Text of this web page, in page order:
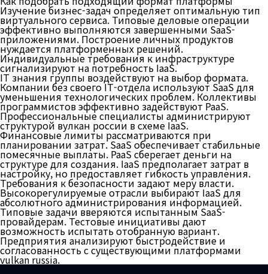
Изучение бизнес-задач определяет оптимальную тип
виртуального сервиса. Типовые деловые операции
эффективно выполняются завершенными SaaS-
приложениями. Построение личных продуктов
нуждается платформенных решений.
Индивидуальные требования к инфраструктуре
сигнализируют на потребность IaaS.
IT знания группы воздействуют на выбор формата.
Компании без своего IT-отдела используют SaaS для
уменьшения технологических проблем. Коллективы
программистов эффективно задействуют PaaS.
Профессиональные специалисты администрируют
структурой вулкан россии в схеме IaaS.
Финансовые лимиты рассматриваются при
планировании затрат. SaaS обеспечивает стабильные
помесячные выплаты. PaaS сберегает деньги на
структуре для создания. IaaS предполагает затрат в
настройку, но предоставляет гибкость управления.
Требования к безопасности задают меру власти.
Высокорегулируемые отрасли выбирают IaaS для
абсолютного администрирования информацией.
Типовые задачи вверяются испытанным SaaS-
провайдерам. Тестовые инициативы дают
возможность испытать отобранную вариант.
Предприятия анализируют быстродействие и
согласованность с существующими платформами
vulkan russia.